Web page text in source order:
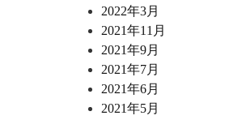
2022年3月
2021年11月
2021年9月
2021年7月
2021年6月
2021年5月